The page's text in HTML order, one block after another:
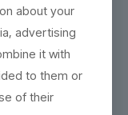
no deben
productos
Lea más aquí
para este
about your
advertising
it with
to them or
of their